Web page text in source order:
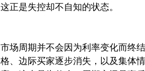
这正是失控却不自知的状态。
市场周期并不会因为利率变化而终
格、边际买家逐步消失，以及集体